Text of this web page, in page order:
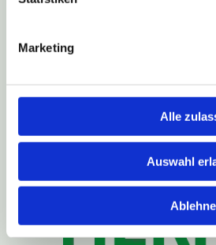
Marketing
Alle
Auswahl